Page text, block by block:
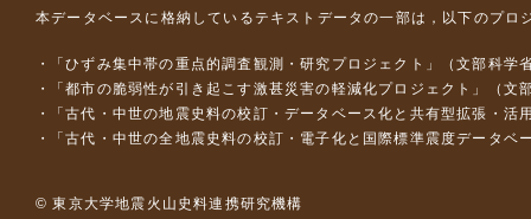
本データベースに格納しているテキストデータの一部は，以下のプロ
「ひずみ集中帯の重点的調査観測・研究プロジェクト」（文部科
「都市の脆弱性が引き起こす激甚災害の軽減化プロジェクト」（
「古代・中世の地震史料の校訂・データベース化と共有型拡張・
「古代・中世の全地震史料の校訂・電子化と国際標準震度データ
© 東京大学地震火山史料連携研究機構